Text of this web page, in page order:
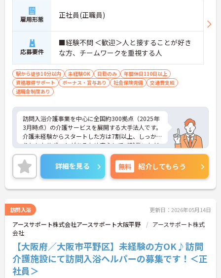
雇用形態 正社員(正職員)
応募要件
■経験不問 ＜歓迎＞人と接することが好き
な方、チームワークを重視する人
駅から徒歩10分以内 未経験OK 日勤のみ
年間休日110日以上
資格取得サポート
ボーナス・賞与あり 社会保険完備
交通費支給
退職金制度あり
訪問入浴介護事業を中心に全国約300拠点（2025年
3月時点）の介護サービスを展開する大手法人です。
介護未経験からスタートした方は7割以上、しっか
りとしたサポートがあるため安心してご就業いただ
けます。お風呂に入れなくて困っている方に、手を
差し伸べてあげられるとてもやりがいのあるお仕事
です。ご興味ある方には、面接対策ポイントなど、
さらに詳細をお話しいたしますのでお気軽にご相談
ください！
詳細を見る 無料 紹介してもらう
訪問入浴 更新日：2026年05月14日
アースサポート株式会社アースサポート大阪平野
アースサポート株式
会社
【大阪府／大阪市平野区】未経験の方OK♪訪問
介護施設にて訪問入浴ヘルパーの募集です！＜正
社員＞